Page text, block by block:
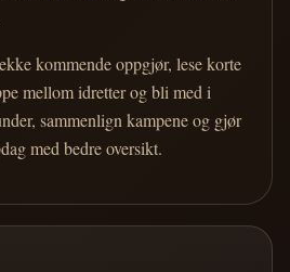
kommende oppgjør, lese korte
mellom idretter og bli med i
sammenlign kampene og gjør
med bedre oversikt.